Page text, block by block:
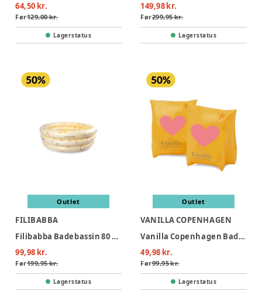
64,50 kr.
Før129,00 kr.
Lagerstatus
149,98 kr.
Før299,95 kr.
Lagerstatus
Outlet
FILIBABBA
Filibabba Badebassin 80 cm Alfie – Unicorn Shores
99,98 kr.
Før199,95 kr.
Lagerstatus
Outlet
VANILLA COPENHAGEN
Vanilla Copenhagen Badevinger - Neon Hearts
49,98 kr.
Før99,95 kr.
Lagerstatus